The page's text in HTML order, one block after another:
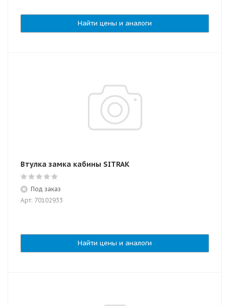
Найти цены и аналоги
Втулка замка кабины SITRAK
Под заказ
Арт: 70102933
Найти цены и аналоги